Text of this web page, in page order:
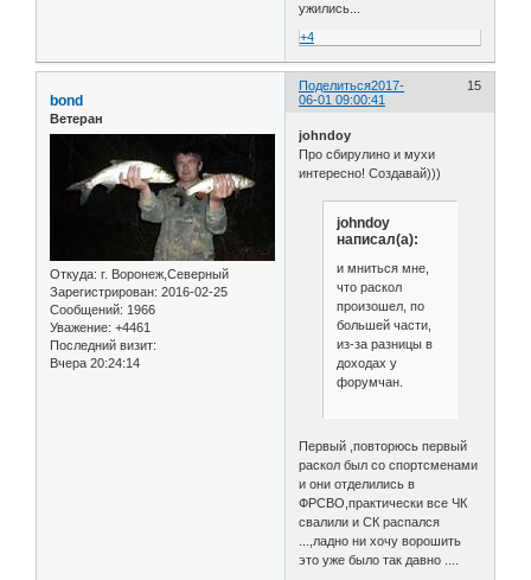
ужились...
+4
Поделиться 15
2017-
06-01 09:00:41
bond
Ветеран
Откуда: г. Воронеж,Северный
Зарегистрирован: 2016-02-25
Сообщений: 1966
Уважение: +4461
Последний визит:
Вчера 20:24:14
johndoy
Про сбирулино и мухи
интересно! Создавай)))
johndoy
написал(а):
и мниться мне,
что раскол
произошел, по
большей части,
из-за разницы в
доходах у
форумчан.
Первый ,повторюсь первый
раскол был со спортсменами
и они отделились в
ФРСВО,практически все ЧК
свалили и СК распался
...,ладно ни хочу ворошить
это уже было так давно ....